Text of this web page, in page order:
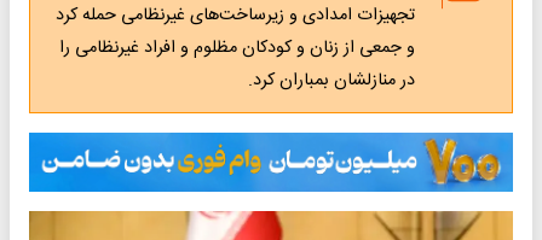
تجهیزات امدادی و زیرساخت‌های غیرنظامی حمله کرد
و جمعی از زنان و کودکان مظلوم و افراد غیرنظامی را
در منازلشان بمباران کرد.